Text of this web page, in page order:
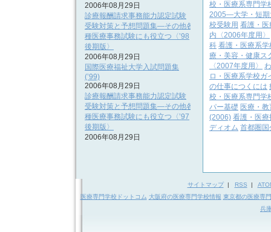
校・医療系専門学
2005―大学・短期
校受験用 看護・
内〈2006年度用〉
科 看護・医療系
療・美容・健康ス
〈2007年度用〉
ロ・医療系学校ガ
の仕事につくには
校・医療系専門学
パー基礎 医療・
(2006) 看護・医
ディオム 首都圏国
2006年08月29日
診療報酬請求事務能力認定試験
受験対策と予想問題集―その他各
種医療事務試験にも役立つ〈’98
後期版〉
2006年08月29日
国際医療福祉大学入試問題集
(’99)
2006年08月29日
診療報酬請求事務能力認定試験
受験対策と予想問題集―その他各
種医療事務試験にも役立つ〈’97
後期版〉
2006年08月29日
サイトマップ| RSS |
医療専門学校ドットコム 大阪府の医療専門学校情報 東京都の医療専
兵